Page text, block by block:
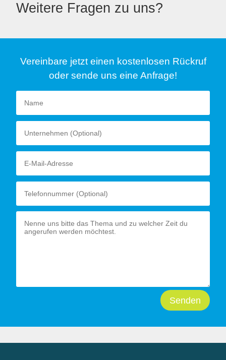
Weitere Fragen zu uns?
Vereinbare jetzt einen kostenlosen Rückruf
oder sende uns eine Anfrage!
Senden